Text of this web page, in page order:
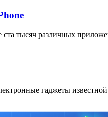
ста тысяч различных
гаджеты